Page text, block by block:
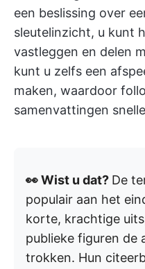
een beslissing over
sleutelinzicht, u kunt
vastleggen en delen
kunt u zelfs een
maken, waardoor
samenvattingen
👀 Wist u dat? De
populair aan het
korte, krachtige
publieke figuren de
trokken. Hun